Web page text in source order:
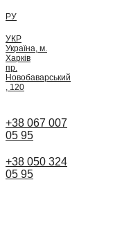
РУ
УКР
Україна, м.
Харків
пр.
Новобаварський
, 120
+38 067 007
05 95
+38 050 324
05 95